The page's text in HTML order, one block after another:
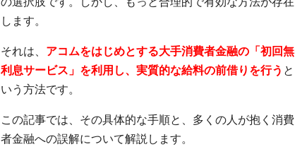
します。
それは、 アコムをはじめとする大手消費者金融の「初回無
利息サービス」を利用し、実質的な給料の前借りを行う と
いう方法です。
この記事では、その具体的な手順と、多くの人が抱く消費
者金融への誤解について解説します。